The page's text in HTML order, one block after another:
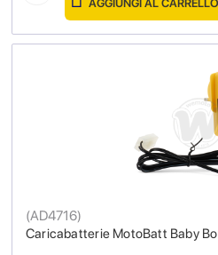
AGGIUNGI AL CARRELLO
Caricabatterie MotoBatt Baby
(AD4716)